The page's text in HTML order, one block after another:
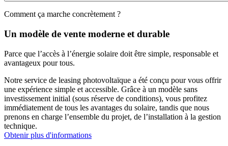
Comment ça marche concrètement ?
Un modèle de vente moderne et durable
Parce que l’accès à l’énergie solaire doit être simple, responsable et
avantageux pour tous.
Notre service de leasing photovoltaïque a été conçu pour vous offrir
une expérience simple et accessible. Grâce à un modèle sans
investissement initial (sous réserve de conditions), vous profitez
immédiatement de tous les avantages du solaire, tandis que nous
prenons en charge l’ensemble du projet, de l’installation à la gestion
technique.
Obtenir plus d'informations